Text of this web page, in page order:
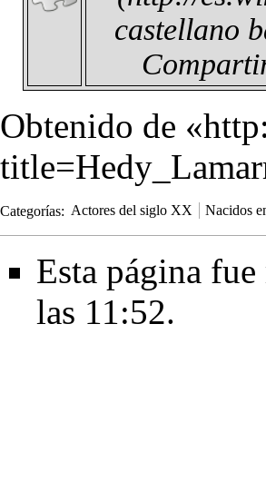
castellano
Obtenido de «
Categorías: Actores del siglo XX Nacidos
Esta página
las 11:52.